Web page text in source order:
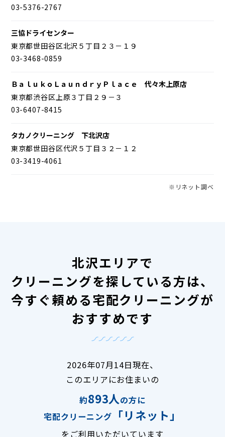
03-5376-2767
三協ドライセンター
東京都世田谷区北沢５丁目２３－１９
03-3468-0859
ＢａｌｕｋｏＬａｕｎｄｒｙＰｌａｃｅ 代々木上原店
東京都渋谷区上原３丁目２９－３
03-6407-8415
タカノクリーニング 下北沢店
東京都世田谷区代沢５丁目３２－１２
03-3419-4061
※リネット調べ
北沢エリアで
クリーニングを探している方は、
今すぐ頼める宅配クリーニングが
おすすめです
2026年07月14日現在、
このエリアにお住まいの
約893人の方に
宅配クリーニング
「リネット」
をご利用いただいています